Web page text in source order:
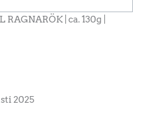
RAGNARÖK | ca. 130g |
2025